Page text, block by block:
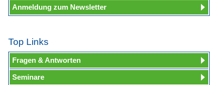
Anmeldung zum Newsletter
Top Links
Fragen & Antworten
Seminare